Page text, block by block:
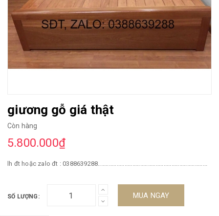
giương gỗ giá thật
Còn hàng
5.800.000₫
lh đt hoặc zalo đt : 0388639288......................................................................
SỐ LƯỢNG: MUA NGAY